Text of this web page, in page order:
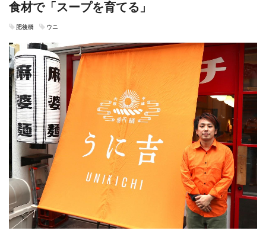
食材で「スープを育てる」
肥後橋 ウニ